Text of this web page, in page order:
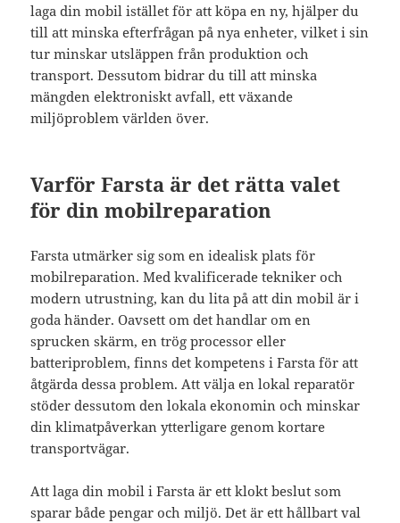
laga din mobil istället för att köpa en ny, hjälper du
till att minska efterfrågan på nya enheter, vilket i sin
tur minskar utsläppen från produktion och
transport. Dessutom bidrar du till att minska
mängden elektroniskt avfall, ett växande
miljöproblem världen över.
Varför Farsta är det rätta valet
för din mobilreparation
Farsta utmärker sig som en idealisk plats för
mobilreparation. Med kvalificerade tekniker och
modern utrustning, kan du lita på att din mobil är i
goda händer. Oavsett om det handlar om en
sprucken skärm, en trög processor eller
batteriproblem, finns det kompetens i Farsta för att
åtgärda dessa problem. Att välja en lokal reparatör
stöder dessutom den lokala ekonomin och minskar
din klimatpåverkan ytterligare genom kortare
transportvägar.
Att laga din mobil i Farsta är ett klokt beslut som
sparar både pengar och miljö. Det är ett hållbart val